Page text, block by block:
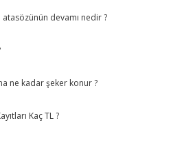
devamı nedir ?
ne kadar şeker konur ?
Kaç TL ?